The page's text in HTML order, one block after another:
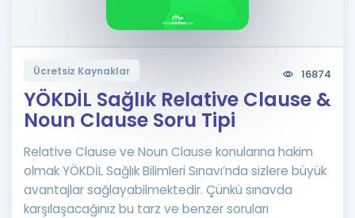
Puan Hesaplama
Rehberlik Aracı
ÖSYM Sınav Takvimi
Kampanyalar
Blog
Kariyer
Ücretsiz Kaynaklar 16874
YÖKDİL Sağlık Relative Clause &
Noun Clause Soru Tipi
Relative Clause ve Noun Clause konularına hakim
olmak YÖKDİL Sağlık Bilimleri Sınavı’nda sizlere büyük
avantajlar sağlayabilmektedir. Çünkü sınavda
karşılaşacağınız bu tarz ve benzer soruları